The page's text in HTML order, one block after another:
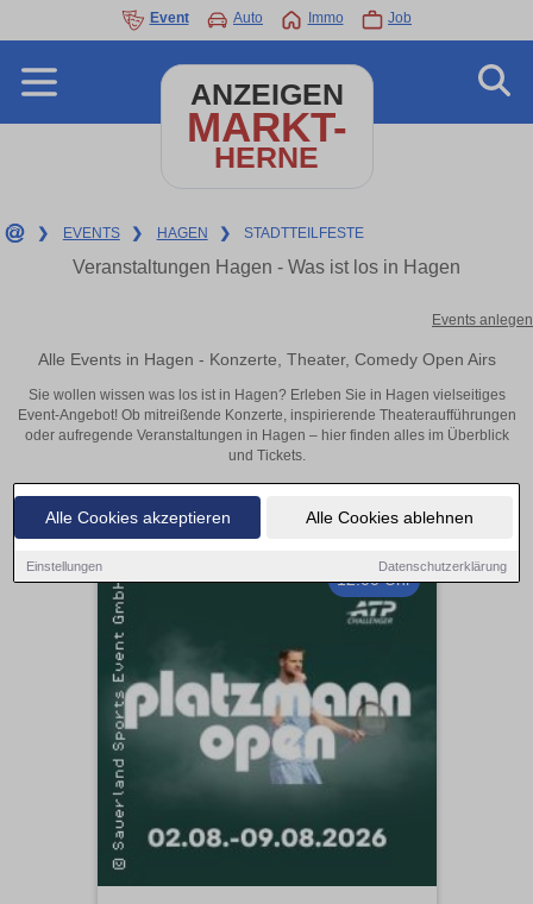
Alle Cookies akzeptieren Alle Cookies ablehnen
Einstellungen Datenschutzerklärung
Event Auto Immo Job
ANZEIGEN
MARKT-
HERNE
❯ EVENTS ❯ HAGEN ❯ STADTTEILFESTE
Veranstaltungen Hagen - Was ist los in Hagen
Events anlegen
Alle Events in Hagen - Konzerte, Theater, Comedy Open Airs
Sie wollen wissen was los ist in Hagen? Erleben Sie in Hagen vielseitiges
Event-Angebot! Ob mitreißende Konzerte, inspirierende Theateraufführungen
oder aufregende Veranstaltungen in Hagen – hier finden alles im Überblick
und Tickets.
12:00 Uhr